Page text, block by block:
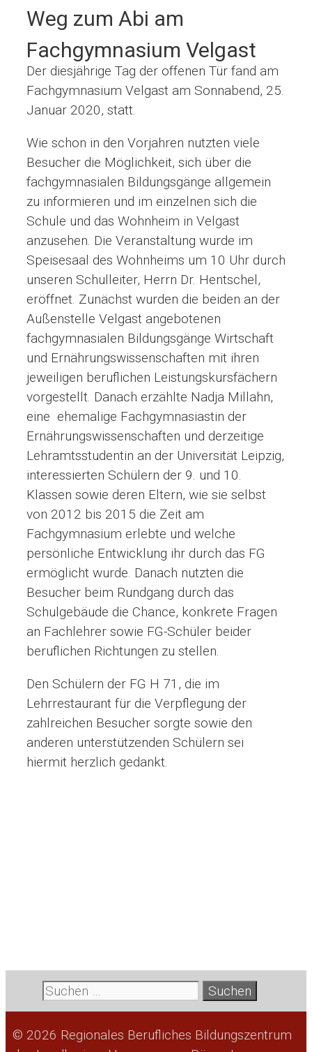
Weg zum Abi am
Fachgymnasium Velgast
Der diesjährige Tag der offenen Tür fand am
Fachgymnasium Velgast am Sonnabend, 25.
Januar 2020, statt.
Wie schon in den Vorjahren nutzten viele
Besucher die Möglichkeit, sich über die
fachgymnasialen Bildungsgänge allgemein
zu informieren und im einzelnen sich die
Schule und das Wohnheim in Velgast
anzusehen. Die Veranstaltung wurde im
Speisesaal des Wohnheims um 10 Uhr durch
unseren Schulleiter, Herrn Dr. Hentschel,
eröffnet. Zunächst wurden die beiden an der
Außenstelle Velgast angebotenen
fachgymnasialen Bildungsgänge Wirtschaft
und Ernährungswissenschaften mit ihren
jeweiligen beruflichen Leistungskursfächern
vorgestellt. Danach erzählte Nadja Millahn,
eine ehemalige Fachgymnasiastin der
Ernährungswissenschaften und derzeitige
Lehramtsstudentin an der Universität Leipzig,
interessierten Schülern der 9. und 10.
Klassen sowie deren Eltern, wie sie selbst
von 2012 bis 2015 die Zeit am
Fachgymnasium erlebte und welche
persönliche Entwicklung ihr durch das FG
ermöglicht wurde. Danach nutzten die
Besucher beim Rundgang durch das
Schulgebäude die Chance, konkrete Fragen
an Fachlehrer sowie FG-Schüler beider
beruflichen Richtungen zu stellen.
Den Schülern der FG H 71, die im
Lehrrestaurant für die Verpflegung der
zahlreichen Besucher sorgte sowie den
anderen unterstützenden Schülern sei
hiermit herzlich gedankt.
Suche
nach:
© 2026 Regionales Berufliches Bildungszentrum